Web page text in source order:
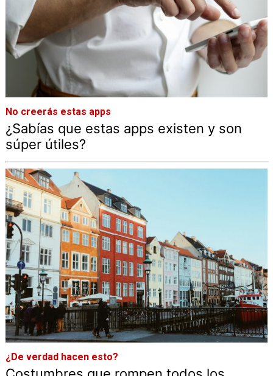
No creerás estas apps
¿Sabías que estas apps existen y son
súper útiles?
¿De verdad hacen esto?